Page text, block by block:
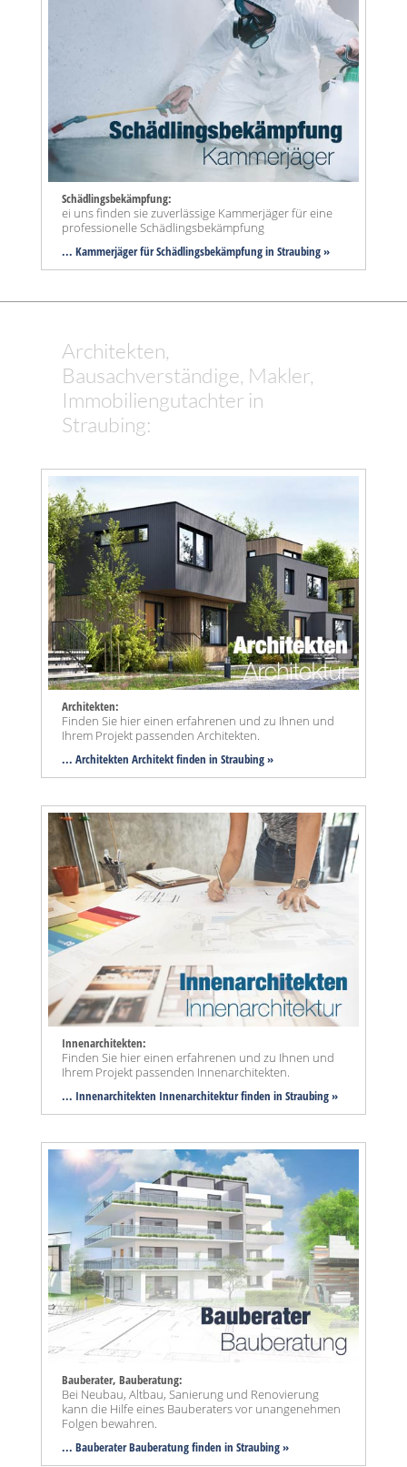
Schädlingsbekämpfung:
ei uns finden sie zuverlässige Kammerjäger für eine
professionelle Schädlingsbekämpfung
... Kammerjäger für Schädlingsbekämpfung in Straubing »
Architekten,
Bausachverständige, Makler,
Immobiliengutachter in
Straubing:
Architekten:
Finden Sie hier einen erfahrenen und zu Ihnen und
Ihrem Projekt passenden Architekten.
... Architekten Architekt finden in Straubing »
Innenarchitekten:
Finden Sie hier einen erfahrenen und zu Ihnen und
Ihrem Projekt passenden Innenarchitekten.
... Innenarchitekten Innenarchitektur finden in Straubing »
Bauberater, Bauberatung:
Bei Neubau, Altbau, Sanierung und Renovierung
kann die Hilfe eines Bauberaters vor unangenehmen
Folgen bewahren.
... Bauberater Bauberatung finden in Straubing »